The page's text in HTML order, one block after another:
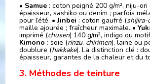
• Samue : coton peigné 200 g/m², niju-
épaisseur, sashiko ou denim ; parfois
pour l’été. •Jinbei : coton gaufré (shijira-
maille ajourée ; fraîcheur maximale. •
imprimé (chusen) 140 g/m², indigo ou
Kimono : soie (rinzu, chirimen), laine ou
doublure (hakkake). La distinction clé :
épaisseur, garantes de la chaleur et du
3. Méthodes de teinture